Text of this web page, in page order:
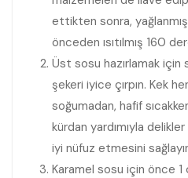
ettikten sonra,
önceden ısıtılmış 160
Üst sosu hazırlamak
şekeri iyice çırpın. Kek
soğumadan, hafif
kürdan yardımıyla
iyi nüfuz etmesini
Karamel sosu için önce 1